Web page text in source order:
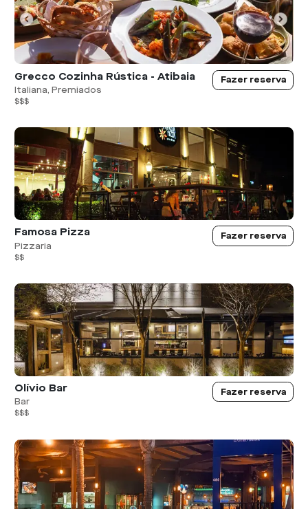
Grecco Cozinha Rústica - Atibaia
Italiana, Premiados
$$$
Fazer reserva
Famosa Pizza
Pizzaria
$$
Fazer reserva
Olívio Bar
Bar
$$$
Fazer reserva